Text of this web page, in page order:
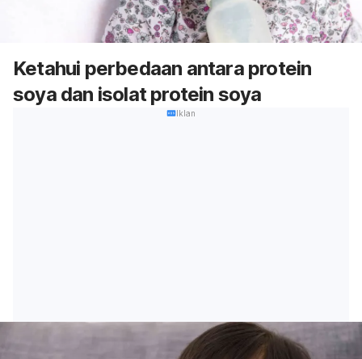
Ketahui perbedaan antara protein
soya dan isolat protein soya
Iklan